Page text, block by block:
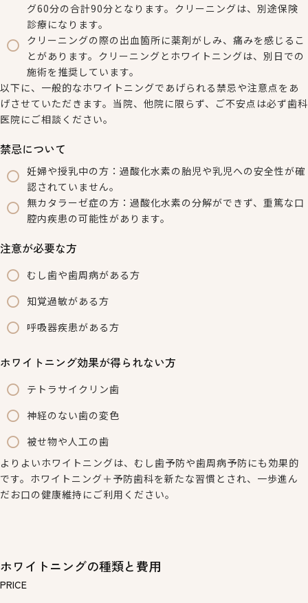
グ60分の合計90分となります。クリーニングは、別途保険
診療になります。
クリーニングの際の出血箇所に薬剤がしみ、痛みを感じるこ
とがあります。クリーニングとホワイトニングは、別日での
施術を推奨しています。
以下に、一般的なホワイトニングであげられる禁忌や注意点をあ
げさせていただきます。当院、他院に限らず、ご不安点は必ず歯科
医院にご相談ください。
禁忌について
妊婦や授乳中の方：過酸化水素の胎児や乳児への安全性が確
認されていません。
無カタラーゼ症の方：過酸化水素の分解ができず、重篤な口
腔内疾患の可能性があります。
注意が必要な方
むし歯や歯周病がある方
知覚過敏がある方
呼吸器疾患がある方
ホワイトニング効果が得られない方
テトラサイクリン歯
神経のない歯の変色
被せ物や人工の歯
よりよいホワイトニングは、むし歯予防や歯周病予防にも効果的
です。ホワイトニング＋予防歯科を新たな習慣とされ、一歩進ん
だお口の健康維持にご利用ください。
ホワイトニングの種類と費用
PRICE